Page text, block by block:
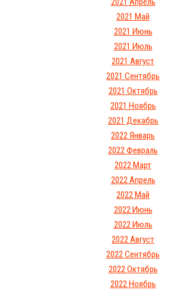
2021 Май
2021 Июнь
2021 Июль
2021 Август
2021 Сентябрь
2021 Октябрь
2021 Ноябрь
2021 Декабрь
2022 Январь
2022 Февраль
2022 Март
2022 Апрель
2022 Май
2022 Июнь
2022 Июль
2022 Август
2022 Сентябрь
2022 Октябрь
2022 Ноябрь